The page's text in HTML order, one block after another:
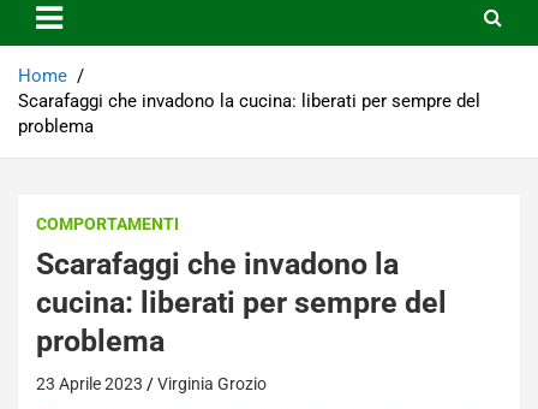
Home
Scarafaggi che invadono la cucina: liberati per sempre del
problema
COMPORTAMENTI
Scarafaggi che invadono la
cucina: liberati per sempre del
problema
23 Aprile 2023 Virginia Grozio